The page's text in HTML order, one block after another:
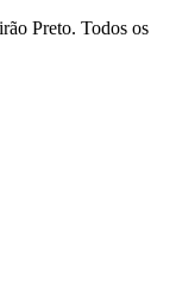
Preto. Todos os